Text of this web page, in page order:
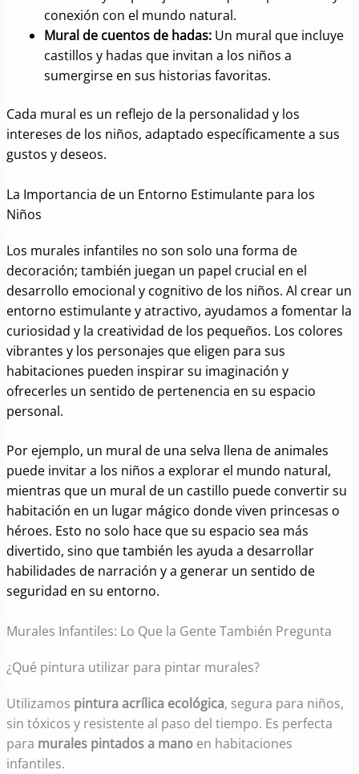
conexión con el mundo natural.
Mural de cuentos de hadas:Un mural que incluye
castillos y hadas que invitan a los niños a
sumergirse en sus historias favoritas.
Cada mural es un reflejo de la personalidad y los
intereses de los niños, adaptado específicamente a sus
gustos y deseos.
La Importancia de un Entorno Estimulante para los
Niños
Los murales infantiles no son solo una forma de
decoración; también juegan un papel crucial en el
desarrollo emocional y cognitivo de los niños. Al crear un
entorno estimulante y atractivo, ayudamos a fomentar la
curiosidad y la creatividad de los pequeños. Los colores
vibrantes y los personajes que eligen para sus
habitaciones pueden inspirar su imaginación y
ofrecerles un sentido de pertenencia en su espacio
personal.
Por ejemplo, un mural de una selva llena de animales
puede invitar a los niños a explorar el mundo natural,
mientras que un mural de un castillo puede convertir su
habitación en un lugar mágico donde viven princesas o
héroes. Esto no solo hace que su espacio sea más
divertido, sino que también les ayuda a desarrollar
habilidades de narración y a generar un sentido de
seguridad en su entorno.
Murales Infantiles: Lo Que la Gente También Pregunta
¿Qué pintura utilizar para pintar murales?
Utilizamos pintura acrílica ecológica, segura para niños,
sin tóxicos y resistente al paso del tiempo. Es perfecta
para murales pintados a mano en habitaciones
infantiles.